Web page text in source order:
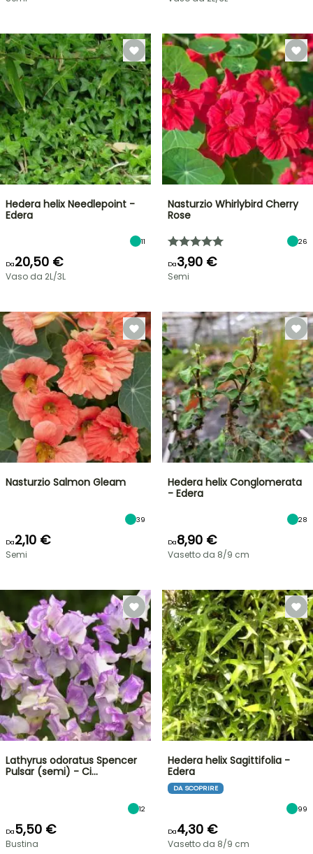
Hedera helix Needlepoint -
Edera
11
Da20,50 €
Vaso da 2L/3L
Nasturzio Whirlybird Cherry
Rose
26
Da3,90 €
Semi
Nasturzio Salmon Gleam
39
Da2,10 €
Semi
Hedera helix Conglomerata
- Edera
28
Da8,90 €
Vasetto da 8/9 cm
Lathyrus odoratus Spencer
Pulsar (semi) - Ci…
12
Da5,50 €
Bustina
Hedera helix Sagittifolia -
Edera
DA SCOPRIRE
99
Da4,30 €
Vasetto da 8/9 cm